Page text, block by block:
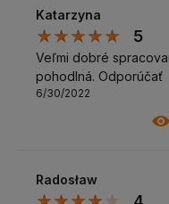
Katarzyna
5
Veľmi dobré
pohodlná. Odporúčať
6/30/2022
Radosław